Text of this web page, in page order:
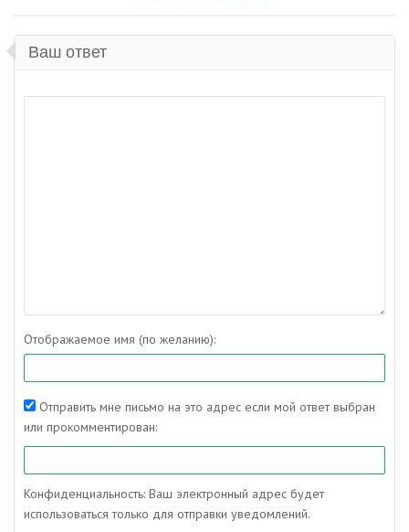
Ваш ответ
Отображаемое имя (по желанию):
Отправить мне письмо на это адрес если мой ответ выбран
или прокомментирован:
Конфиденциальность: Ваш электронный адрес будет
использоваться только для отправки уведомлений.